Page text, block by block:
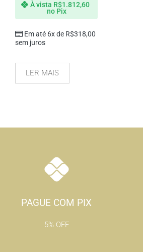
Em até 6x de R$318,00
sem juros
À vista R$1.812,60
no Pix
LER MAIS
PAGUE COM PIX
5% OFF